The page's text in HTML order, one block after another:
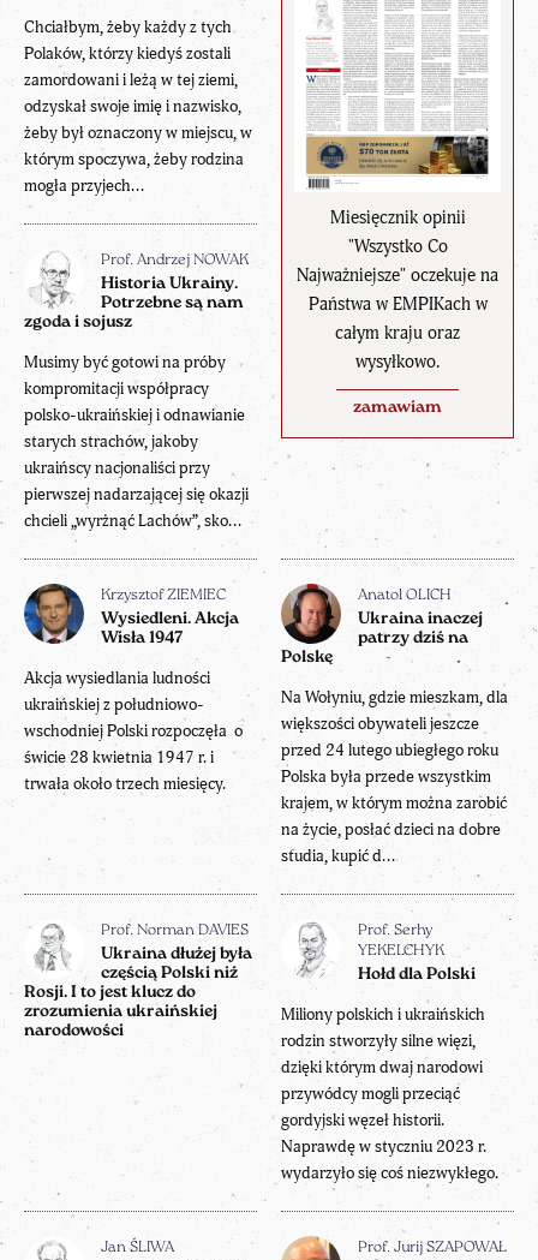
Miesięcznik opinii
"Wszystko Co
Najważniejsze" oczekuje na
Państwa w EMPIKach w
całym kraju oraz
wysyłkowo.
zamawiam
Chciałbym, żeby każdy z tych
Polaków, którzy kiedyś zostali
zamordowani i leżą w tej ziemi,
odzyskał swoje imię i nazwisko,
żeby był oznaczony w miejscu, w
którym spoczywa, żeby rodzina
mogła przyjech...
Prof. Andrzej NOWAK
Historia Ukrainy.
Potrzebne są nam
zgoda i sojusz
Musimy być gotowi na próby
kompromitacji współpracy
polsko-ukraińskiej i odnawianie
starych strachów, jakoby
ukraińscy nacjonaliści przy
pierwszej nadarzającej się okazji
chcieli „wyrżnąć Lachów”, sko...
Krzysztof ZIEMIEC
Wysiedleni. Akcja
Wisła 1947
Akcja wysiedlania ludności
ukraińskiej z południowo-
wschodniej Polski rozpoczęła o
świcie 28 kwietnia 1947 r. i
trwała około trzech miesięcy.
Anatol OLICH
Ukraina inaczej
patrzy dziś na
Polskę
Na Wołyniu, gdzie mieszkam, dla
większości obywateli jeszcze
przed 24 lutego ubiegłego roku
Polska była przede wszystkim
krajem, w którym można zarobić
na życie, posłać dzieci na dobre
studia, kupić d...
Prof. Norman DAVIES
Ukraina dłużej była
częścią Polski niż
Rosji. I to jest klucz do
zrozumienia ukraińskiej
narodowości
Prof. Serhy
YEKELCHYK
Hołd dla Polski
Miliony polskich i ukraińskich
rodzin stworzyły silne więzi,
dzięki którym dwaj narodowi
przywódcy mogli przeciąć
gordyjski węzeł historii.
Naprawdę w styczniu 2023 r.
wydarzyło się coś niezwykłego.
Jan ŚLIWA Prof. Jurij SZAPOWAŁ